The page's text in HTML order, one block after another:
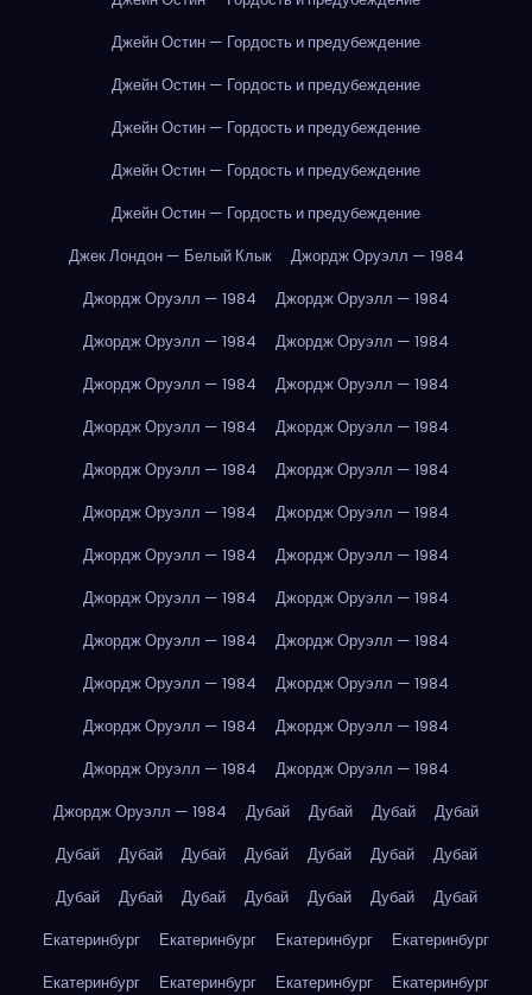
Джейн Остин — Гордость и предубеждение
Джейн Остин — Гордость и предубеждение
Джейн Остин — Гордость и предубеждение
Джейн Остин — Гордость и предубеждение
Джейн Остин — Гордость и предубеждение
Джек Лондон — Белый Клык
Джордж Оруэлл — 1984
Джордж Оруэлл — 1984
Джордж Оруэлл — 1984
Джордж Оруэлл — 1984
Джордж Оруэлл — 1984
Джордж Оруэлл — 1984
Джордж Оруэлл — 1984
Джордж Оруэлл — 1984
Джордж Оруэлл — 1984
Джордж Оруэлл — 1984
Джордж Оруэлл — 1984
Джордж Оруэлл — 1984
Джордж Оруэлл — 1984
Джордж Оруэлл — 1984
Джордж Оруэлл — 1984
Джордж Оруэлл — 1984
Джордж Оруэлл — 1984
Джордж Оруэлл — 1984
Джордж Оруэлл — 1984
Джордж Оруэлл — 1984
Джордж Оруэлл — 1984
Джордж Оруэлл — 1984
Джордж Оруэлл — 1984
Джордж Оруэлл — 1984
Джордж Оруэлл — 1984
Джордж Оруэлл — 1984
Дубай Дубай Дубай
Дубай
Дубай
Дубай Дубай Дубай Дубай Дубай
Дубай
Дубай
Дубай Дубай Дубай Дубай Дубай
Дубай
Екатеринбург
Екатеринбург Екатеринбург
Екатеринбург
Екатеринбург
Екатеринбург Екатеринбург
Екатеринбург